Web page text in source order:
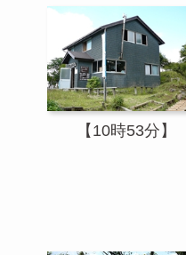
【10時53分】